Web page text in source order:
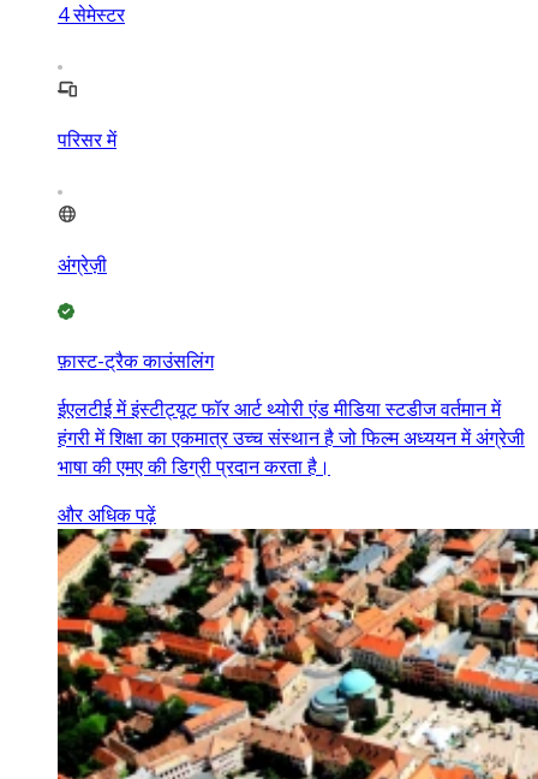
4सेमेस्टर
परिसर में
अंग्रेज़ी
फ़ास्ट-ट्रैक काउंसलिंग
ईएलटीई में इंस्टीट्यूट फॉर आर्ट थ्योरी एंड मीडिया स्टडीज वर्तमान में
हंगरी में शिक्षा का एकमात्र उच्च संस्थान है जो फिल्म अध्ययन में अंग्रेजी
भाषा की एमए की डिग्री प्रदान करता है।
और अधिक पढ़ें